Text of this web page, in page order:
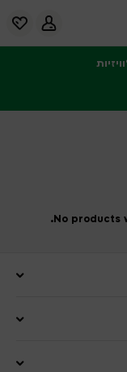
No products